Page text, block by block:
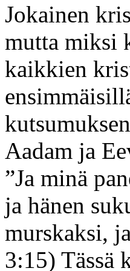
Jokainen
mutta miksi
kaikkien
Aadam ja
”Ja minä
ja hänen
murskaksi,
3:15) Tässä